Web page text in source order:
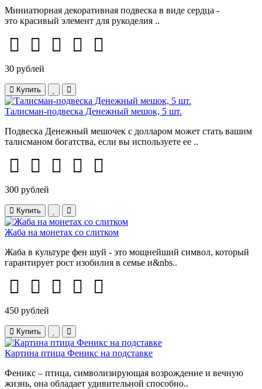
Миниатюрная декоративная подвеска в виде сердца -
это красивый элемент для рукоделия ..
30 рублей
Купить
Талисман-подвеска Денежный мешок, 5 шт.
Подвеска Денежный мешочек с долларом может стать вашим
талисманом богатства, если вы используете ее ..
300 рублей
Купить
Жаба на монетах со слитком
Жаба в культуре фен шуй - это мощнейший символ, который
гарантирует рост изобилия в семье и&nbs..
450 рублей
Купить
Картина птица Феникс на подставке
Феникс – птица, символизирующая возрождение и вечную
жизнь, она обладает удивительной способно..